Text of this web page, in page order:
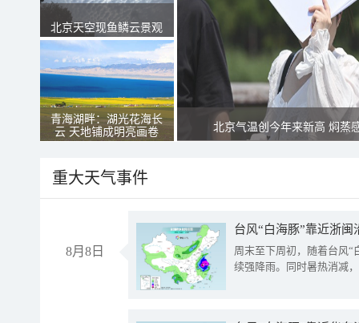
北京天空现鱼鳞云景观
青海湖畔：湖光花海长
云 天地铺成明亮画卷
北京气温创今年来新高 焖蒸
重大天气事件
8月8日
台风“白海豚”靠近浙
周末至下周初，随着台风“
续强降雨。同时暑热消减